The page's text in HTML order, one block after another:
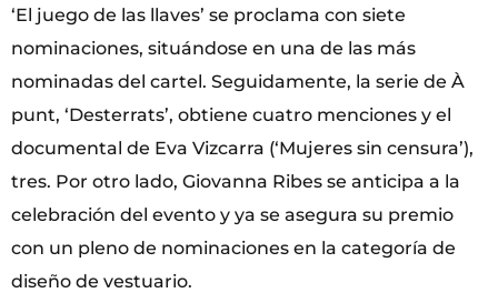
‘El juego de las llaves’ se proclama con siete
nominaciones, situándose en una de las más
nominadas del cartel. Seguidamente, la serie de À
punt, ‘Desterrats’, obtiene cuatro menciones y el
documental de Eva Vizcarra (‘Mujeres sin censura’),
tres. Por otro lado, Giovanna Ribes se anticipa a la
celebración del evento y ya se asegura su premio
con un pleno de nominaciones en la categoría de
diseño de vestuario.